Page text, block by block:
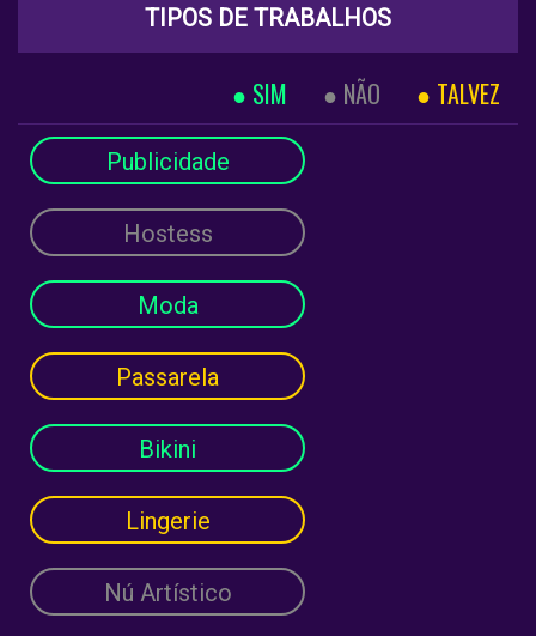
TIPOS DE TRABALHOS
SIM NÃO TALVEZ
Publicidade
Hostess
Moda
Passarela
Bikini
Lingerie
Nú Artístico